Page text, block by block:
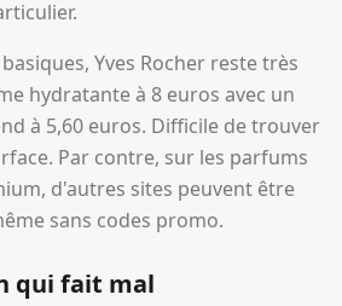
Yves Rocher reste très
hydratante à 8 euros avec un
à 5,60 euros. Difficile de trouver
Par contre, sur les parfums
d'autres sites peuvent être
sans codes promo.
qui fait mal